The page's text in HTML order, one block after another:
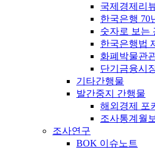
국제경제리
한국은행 70
숫자로 보는
한국은행법
화폐박물관
단기금융시
기타간행물
발간중지 간행물
해외경제 포
조사통계월보
조사연구
BOK 이슈노트